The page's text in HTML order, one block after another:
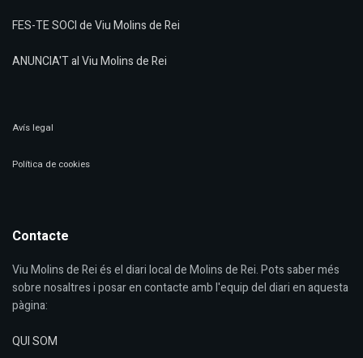
FES-TE SOCI de Viu Molins de Rei
ANUNCIA'T al Viu Molins de Rei
Avís legal
Política de cookies
Contacte
Viu Molins de Rei és el diari local de Molins de Rei. Pots saber més
sobre nosaltres i posar en contacte amb l'equip del diari en aquesta
pàgina:
QUI SOM